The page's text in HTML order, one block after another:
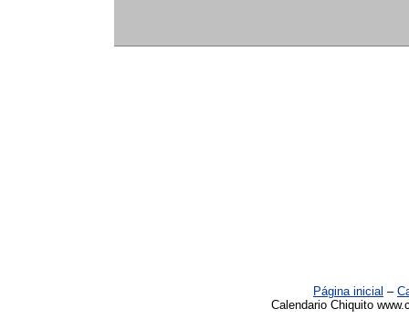
Página inicial –
Calendario Chiquito